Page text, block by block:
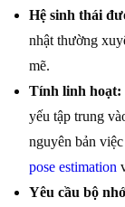
Hệ sinh thái
nhật thường
mẽ.
Tính linh hoạt:
yếu tập trung
nguyên bản
pose estimation
Yêu cầu bộ